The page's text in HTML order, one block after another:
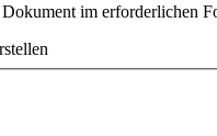
im erforderlichen